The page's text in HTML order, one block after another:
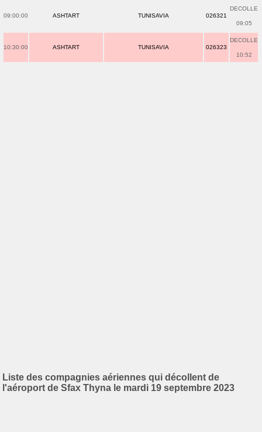
09:00:00 ASHTART TUNISAVIA 026321
DECOLLE
09:05
10:30:00 ASHTART TUNISAVIA 026323
DECOLLE
10:52
Liste des compagnies aériennes qui décollent de
l'aéroport de Sfax Thyna le mardi 19 septembre 2023